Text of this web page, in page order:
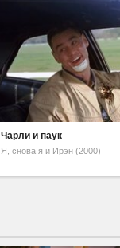
Чарли и паук
Я, снова я и Ирэн (2000)